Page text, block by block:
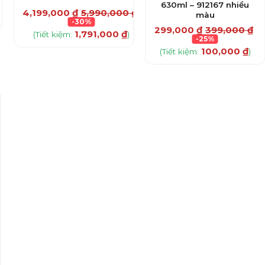
4,199,000₫ 5,990,000₫
-30%
(Tiết kiệm: 1,791,000₫)
630ml – 912167 nhiều
màu
299,000 ₫ 399,000₫
-25%
(Tiết kiệm: 100,000 ₫)